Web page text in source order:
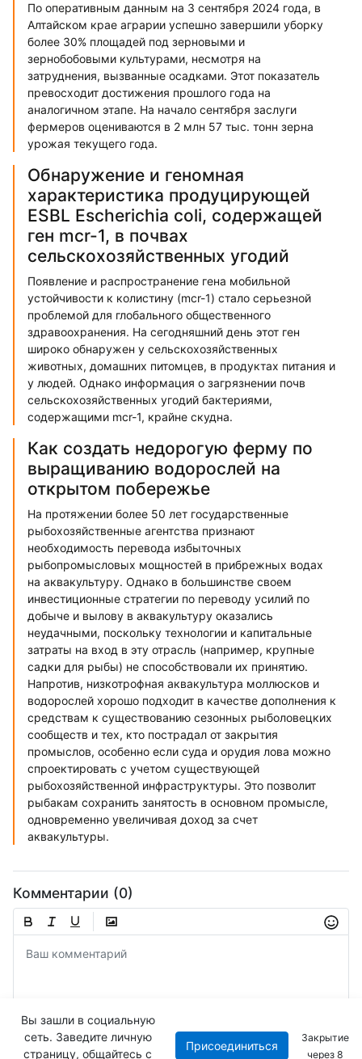
По оперативным данным на 3 сентября 2024 года, в
Алтайском крае аграрии успешно завершили уборку
более 30% площадей под зерновыми и
зернобобовыми культурами, несмотря на
затруднения, вызванные осадками. Этот показатель
превосходит достижения прошлого года на
аналогичном этапе. На начало сентября заслуги
фермеров оцениваются в 2 млн 57 тыс. тонн зерна
урожая текущего года.
Обнаружение и геномная
характеристика продуцирующей
ESBL Escherichia coli, содержащей
ген mcr-1, в почвах
сельскохозяйственных угодий
Появление и распространение гена мобильной
устойчивости к колистину (mcr-1) стало серьезной
проблемой для глобального общественного
здравоохранения. На сегодняшний день этот ген
широко обнаружен у сельскохозяйственных
животных, домашних питомцев, в продуктах питания и
у людей. Однако информация о загрязнении почв
сельскохозяйственных угодий бактериями,
содержащими mcr-1, крайне скудна.
Как создать недорогую ферму по
выращиванию водорослей на
открытом побережье
На протяжении более 50 лет государственные
рыбохозяйственные агентства признают
необходимость перевода избыточных
рыбопромысловых мощностей в прибрежных водах
на аквакультуру. Однако в большинстве своем
инвестиционные стратегии по переводу усилий по
добыче и вылову в аквакультуру оказались
неудачными, поскольку технологии и капитальные
затраты на вход в эту отрасль (например, крупные
садки для рыбы) не способствовали их принятию.
Напротив, низкотрофная аквакультура моллюсков и
водорослей хорошо подходит в качестве дополнения к
средствам к существованию сезонных рыболовецких
сообществ и тех, кто пострадал от закрытия
промыслов, особенно если суда и орудия лова можно
спроектировать с учетом существующей
рыбохозяйственной инфраструктуры. Это позволит
рыбакам сохранить занятость в основном промысле,
одновременно увеличивая доход за счет
аквакультуры.
Комментарии (0)
Отправить
Вы зашли в социальную
сеть. Заведите личную
страницу, общайтесь с
Присоединиться
Закрытие
через7